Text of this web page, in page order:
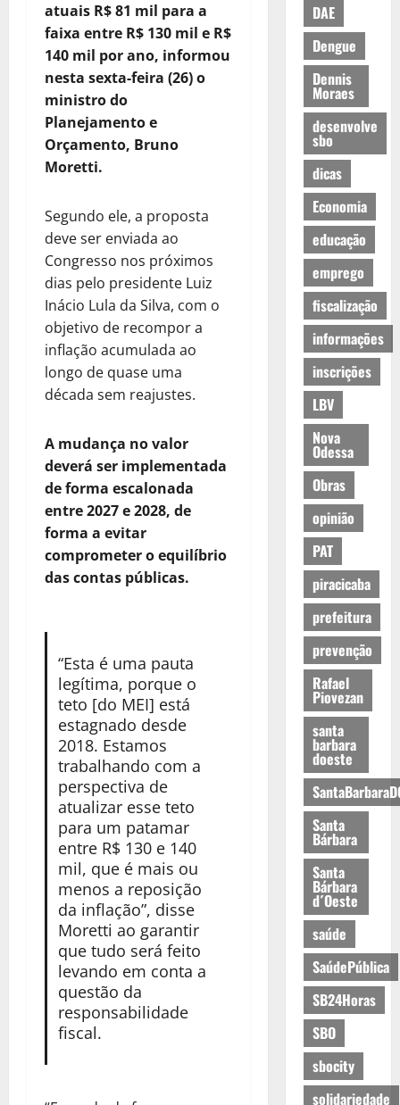
atuais R$ 81 mil para a
faixa entre R$ 130 mil e R$
140 mil por ano, informou
nesta sexta-feira (26) o
ministro do
Planejamento e
Orçamento, Bruno
Moretti.
Segundo ele, a proposta
deve ser enviada ao
Congresso nos próximos
dias pelo presidente Luiz
Inácio Lula da Silva, com o
objetivo de recompor a
inflação acumulada ao
longo de quase uma
década sem reajustes.
A mudança no valor
deverá ser implementada
de forma escalonada
entre 2027 e 2028, de
forma a evitar
comprometer o equilíbrio
das contas públicas.
“Esta é uma pauta
legítima, porque o
teto [do MEI] está
estagnado desde
2018. Estamos
trabalhando com a
perspectiva de
atualizar esse teto
para um patamar
entre R$ 130 e 140
mil, que é mais ou
menos a reposição
da inflação”, disse
Moretti ao garantir
que tudo será feito
levando em conta a
questão da
responsabilidade
fiscal.
DAE
Dengue
Dennis
Moraes
desenvolve
sbo
dicas
Economia
educação
emprego
fiscalização
informações
inscrições
LBV
Nova
Odessa
Obras
opinião
PAT
piracicaba
prefeitura
prevenção
Rafael
Piovezan
santa
barbara
doeste
Santa
Bárbara
Santa
Bárbara
d´Oeste
saúde
SaúdePública
SB24Horas
SBO
sbocity
solidariedade